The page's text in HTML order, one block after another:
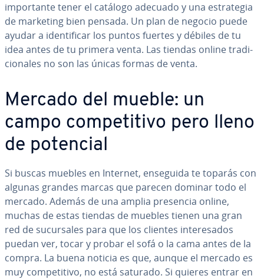
im­po­r­ta­n­te tener el catálogo adecuado y una es­tra­te­gia
de marketing bien pensada. Un plan de negocio puede
ayudar a ide­n­ti­fi­car los puntos fuertes y débiles de tu
idea antes de tu primera venta. Las tiendas online tra­di­
cio­na­les no son las únicas formas de venta.
Mercado del mueble: un
campo co­m­pe­ti­ti­vo pero lleno
de potencial
Si buscas muebles en Internet, enseguida te toparás con
algunas grandes marcas que parecen dominar todo el
mercado. Además de una amplia presencia online,
muchas de estas tiendas de muebles tienen una gran
red de su­cu­r­sa­les para que los clientes in­te­re­sa­dos
puedan ver, tocar y probar el sofá o la cama antes de la
compra. La buena noticia es que, aunque el mercado es
muy co­m­pe­ti­ti­vo, no está saturado. Si quieres entrar en